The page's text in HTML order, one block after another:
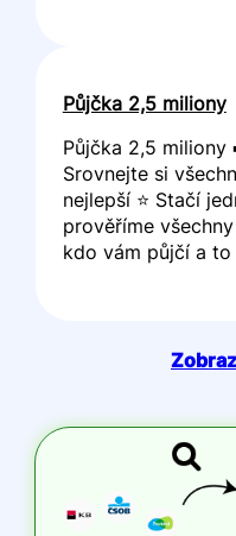
Půjčka 2,5 miliony
Půjčka 2,5 miliony
Srovnejte si
nejlepší ⭐ Stačí
prověříme
kdo vám půjčí a